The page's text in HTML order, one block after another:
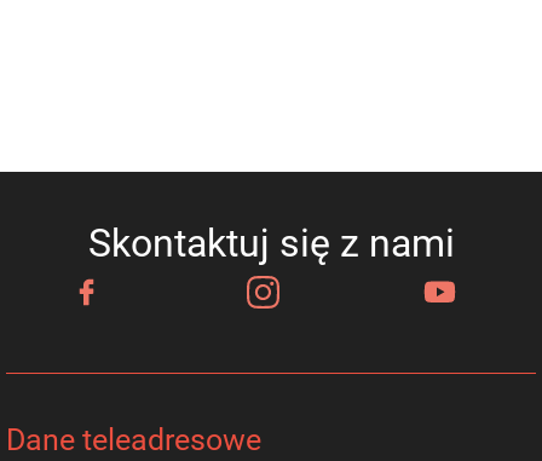
Skontaktuj się z nami
Dane teleadresowe